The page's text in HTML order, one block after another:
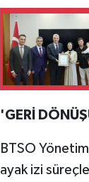
'GERİ
BTSO
ayak izi